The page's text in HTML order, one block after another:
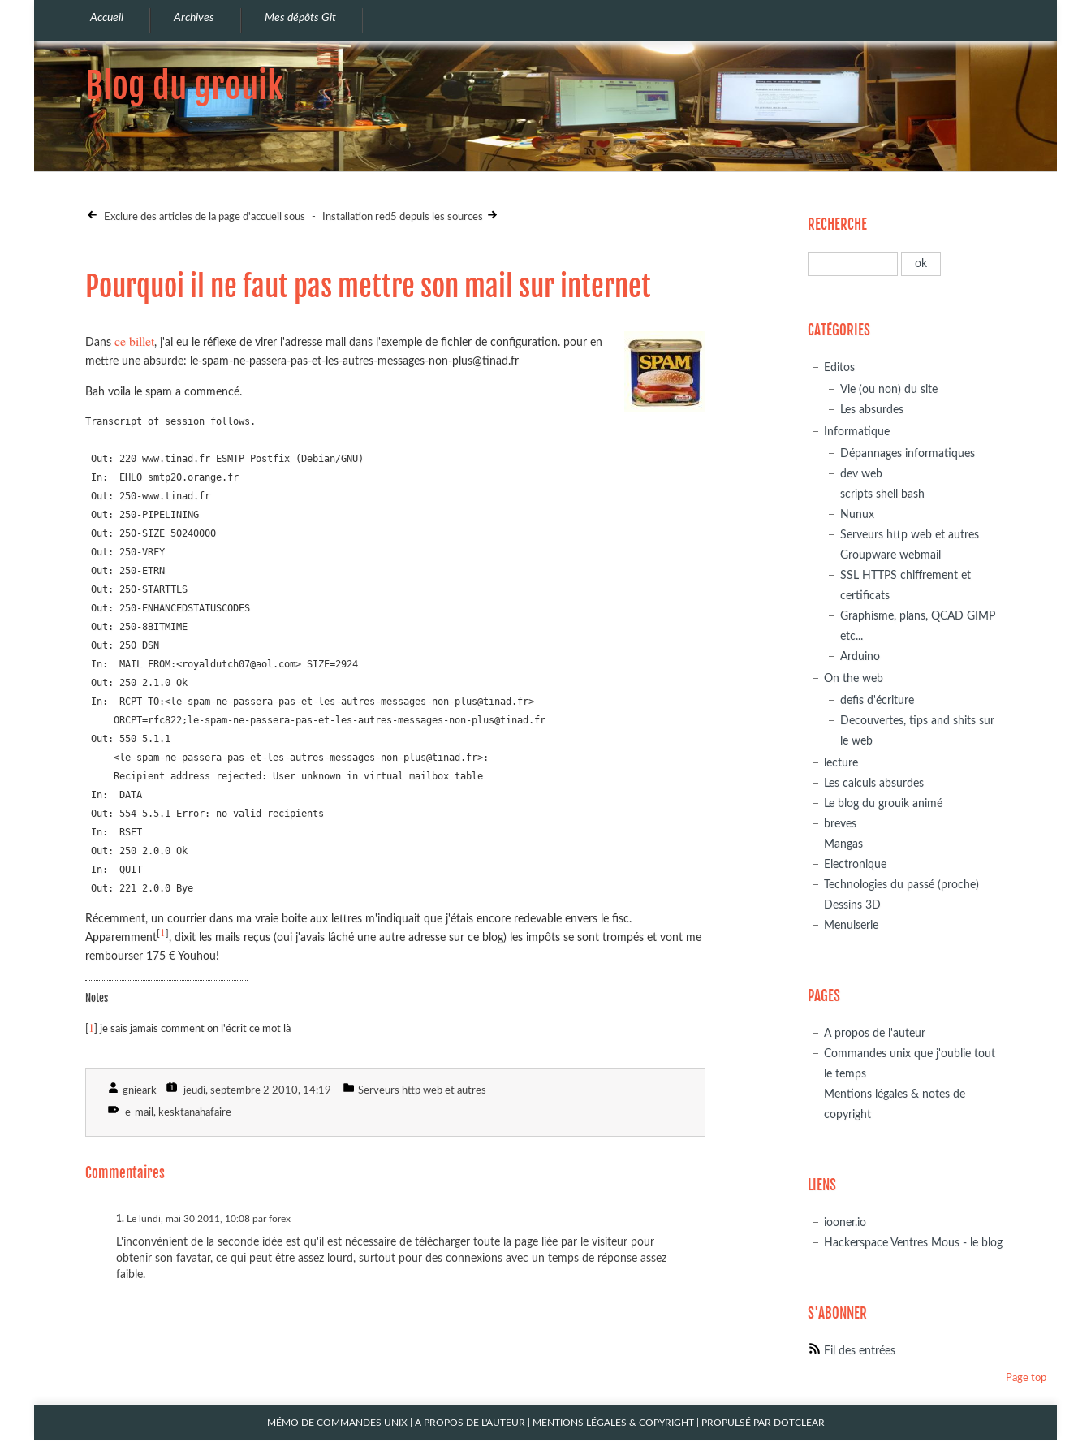
Accueil Archives Mes dépôts Git
Blog du grouik
Exclure des articles de la page d'accueil sous - Installation red5 depuis les sources
Pourquoi il ne faut pas mettre son mail sur internet
Dans ce billet, j'ai eu le réflexe de virer l'adresse mail dans l'exemple de fichier de configuration. pour en
mettre une absurde: le-spam-ne-passera-pas-et-les-autres-messages-non-plus@tinad.fr
Bah voila le spam a commencé.
Transcript of session follows.
Out: 220 www.tinad.fr ESMTP Postfix (Debian/GNU)
In:  EHLO smtp20.orange.fr
Out: 250-www.tinad.fr
Out: 250-PIPELINING
Out: 250-SIZE 50240000
Out: 250-VRFY
Out: 250-ETRN
Out: 250-STARTTLS
Out: 250-ENHANCEDSTATUSCODES
Out: 250-8BITMIME
Out: 250 DSN
In:  MAIL FROM:<royaldutch07@aol.com> SIZE=2924
Out: 250 2.1.0 Ok
In:  RCPT TO:<le-spam-ne-passera-pas-et-les-autres-messages-non-plus@tinad.fr>
     ORCPT=rfc822;le-spam-ne-passera-pas-et-les-autres-messages-non-plus@tinad.fr
Out: 550 5.1.1
     <le-spam-ne-passera-pas-et-les-autres-messages-non-plus@tinad.fr>:
     Recipient address rejected: User unknown in virtual mailbox table
In:  DATA
Out: 554 5.5.1 Error: no valid recipients
In:  RSET
Out: 250 2.0.0 Ok
In:  QUIT
Récemment, un courrier dans ma vraie boite aux lettres m'indiquait que j'étais encore redevable envers le fisc.
Apparemment 1 , dixit les mails reçus (oui j'avais lâché une autre adresse sur ce blog) les impôts se sont trompés et vont me
rembourser 175 € Youhou!
Notes
1 ] je sais jamais comment on l'écrit ce mot là
gnieark jeudi, septembre 2 2010, 14:19 Serveurs http web et autres
e-mail kesktanahafaire
Commentaires
1. Le lundi, mai 30 2011, 10:08 par forex
L'inconvénient de la seconde idée est qu'il est nécessaire de télécharger toute la page liée par le visiteur pour
obtenir son favatar, ce qui peut être assez lourd, surtout pour des connexions avec un temps de réponse assez
faible.
RECHERCHE
CATÉGORIES
Editos
Vie (ou non) du site
Les absurdes
Informatique
Dépannages informatiques
dev web
scripts shell bash
Nunux
Serveurs http web et autres
Groupware webmail
SSL HTTPS chiffrement et
certificats
Graphisme, plans, QCAD GIMP
etc...
Arduino
On the web
defis d'écriture
Decouvertes, tips and shits sur
le web
lecture
Les calculs absurdes
Le blog du grouik animé
breves
Mangas
Electronique
Technologies du passé (proche)
Dessins 3D
Menuiserie
PAGES
A propos de l'auteur
Commandes unix que j'oublie tout
le temps
Mentions légales & notes de
copyright
LIENS
iooner.io
Hackerspace Ventres Mous - le blog
S'ABONNER
Fil des entrées
MÉMO DE COMMANDES UNIX| A PROPOS DE L'AUTEUR MENTIONS LÉGALES & COPYRIGHT| PROPULSÉ PAR DOTCLEAR
Page top